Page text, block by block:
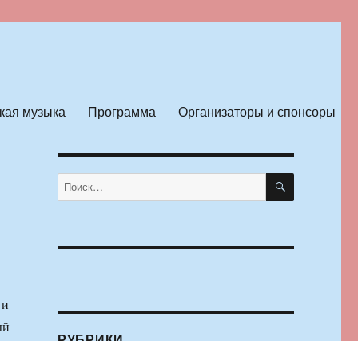
музыка Программа Организаторы и спонсоры
Искать: ПОИСК